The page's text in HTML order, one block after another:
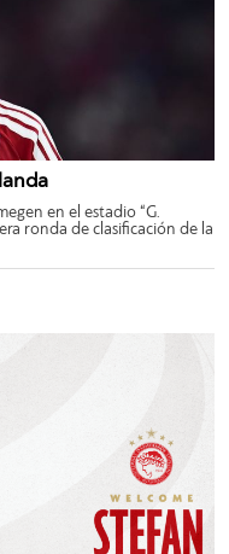
en el estadio “G.
ronda de clasificación de la